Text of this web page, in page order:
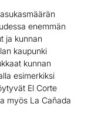
enemmän
ja kunnan
kaupunki
kunnan
esimerkiksi
El Corte
myös La Cañada